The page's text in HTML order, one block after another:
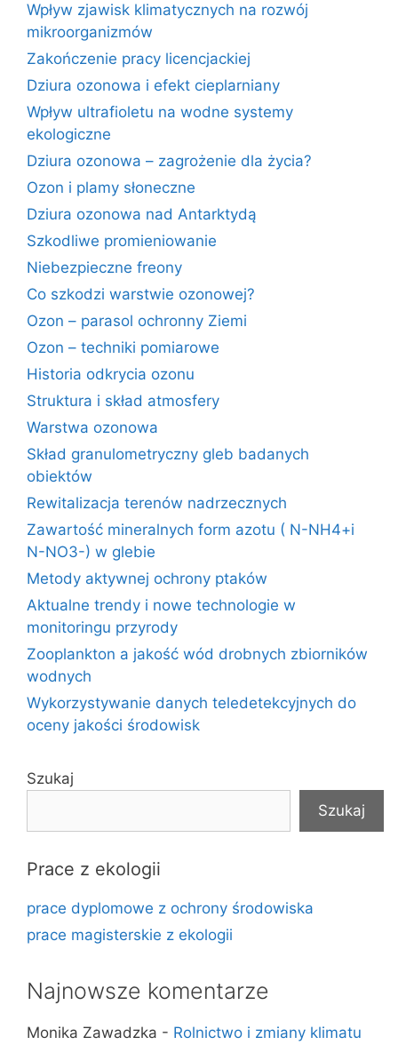
Wpływ zjawisk klimatycznych na rozwój
mikroorganizmów
Zakończenie pracy licencjackiej
Dziura ozonowa i efekt cieplarniany
Wpływ ultrafioletu na wodne systemy
ekologiczne
Dziura ozonowa – zagrożenie dla życia?
Ozon i plamy słoneczne
Dziura ozonowa nad Antarktydą
Szkodliwe promieniowanie
Niebezpieczne freony
Co szkodzi warstwie ozonowej?
Ozon – parasol ochronny Ziemi
Ozon – techniki pomiarowe
Historia odkrycia ozonu
Struktura i skład atmosfery
Warstwa ozonowa
Skład granulometryczny gleb badanych
obiektów
Rewitalizacja terenów nadrzecznych
Zawartość mineralnych form azotu ( N-NH4+i
N-NO3-) w glebie
Metody aktywnej ochrony ptaków
Aktualne trendy i nowe technologie w
monitoringu przyrody
Zooplankton a jakość wód drobnych zbiorników
wodnych
Wykorzystywanie danych teledetekcyjnych do
oceny jakości środowisk
Szukaj
Szukaj
Prace z ekologii
prace dyplomowe z ochrony środowiska
prace magisterskie z ekologii
Najnowsze komentarze
Monika Zawadzka - Rolnictwo i zmiany klimatu